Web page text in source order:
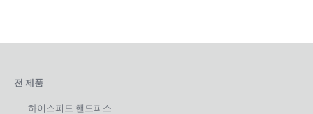
전 제품
하이스피드 핸드피스